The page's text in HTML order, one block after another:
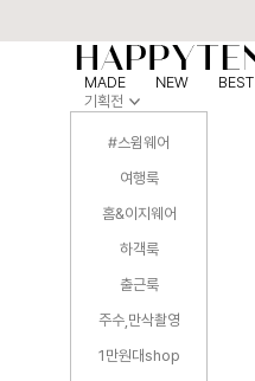
MADE NEW BEST
기획전
#스윔웨어
여행룩
홈&이지웨어
하객룩
출근룩
주수,만삭촬영
1만원대shop